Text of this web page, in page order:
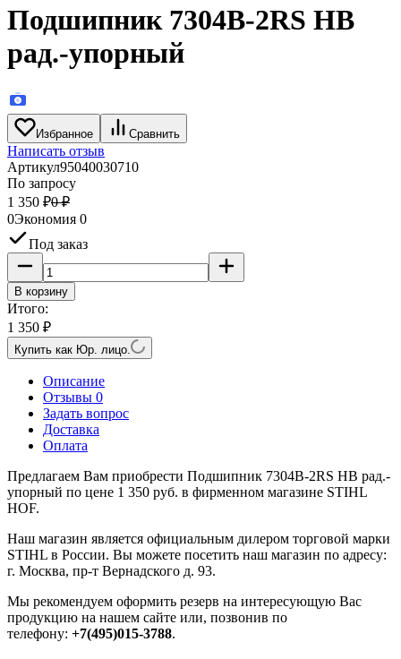
Подшипник 7304B-2RS HB
рад.-упорный
Избранное Сравнить
Написать отзыв
Артикул95040030710
По запросу
1 350 ₽0 ₽
0Экономия 0
Под заказ
В корзину
Итого:
1 350 ₽
Купить как Юр. лицо.
Описание
Отзывы 0
Задать вопрос
Доставка
Оплата
Предлагаем Вам приобрести Подшипник 7304B-2RS HB рад.-
упорный по цене 1 350 руб. в фирменном магазине STIHL
HOF.
Наш магазин является официальным дилером торговой марки
STIHL в России. Вы можете посетить наш магазин по адресу:
г. Москва, пр-т Вернадского д. 93.
Мы рекомендуем оформить резерв на интересующую Вас
продукцию на нашем сайте или, позвонив по
телефону: +7(495)015-3788.